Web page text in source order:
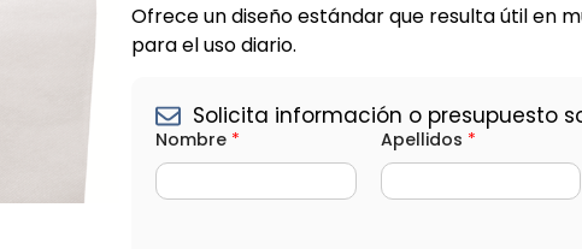
Ofrece un diseño estándar que resulta útil en
para el uso diario.
Solicita información o presupuesto
S
e
l
c
Nombre * Apellidos *